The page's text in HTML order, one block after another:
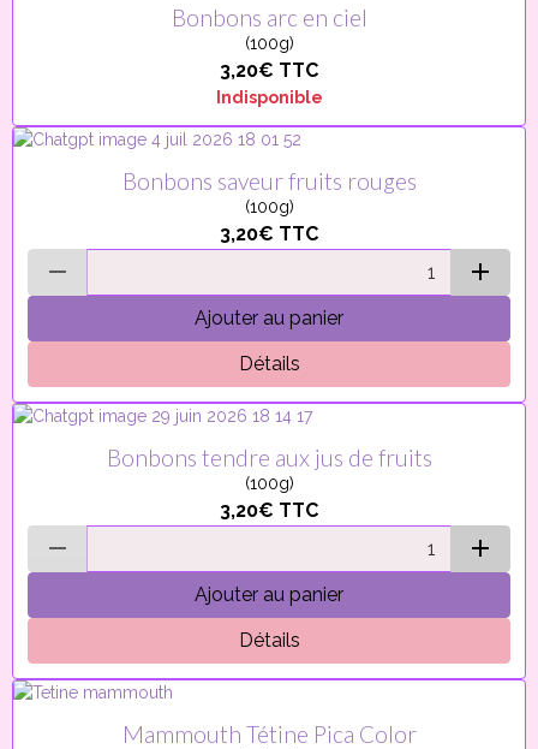
Bonbons arc en ciel
(100g)
3,20€ TTC
Indisponible
Bonbons saveur fruits rouges
(100g)
3,20€ TTC
Ajouter au panier
Détails
Bonbons tendre aux jus de fruits
(100g)
3,20€ TTC
Ajouter au panier
Détails
Mammouth Tétine Pica Color